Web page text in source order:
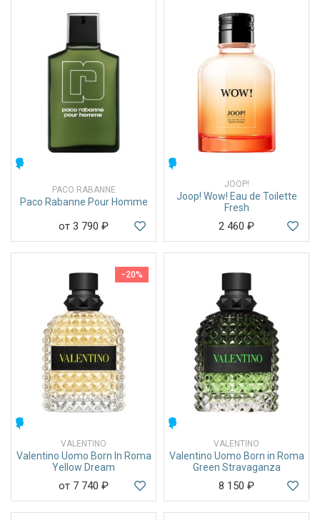
PACO RABANNE
Paco Rabanne Pour Homme
от 3 790 ₽
JOOP!
Joop! Wow! Eau de Toilette
Fresh
2 460 ₽
−20%
VALENTINO
Valentino Uomo Born In Roma
Yellow Dream
от 7 740 ₽
VALENTINO
Valentino Uomo Born in Roma
Green Stravaganza
8 150 ₽